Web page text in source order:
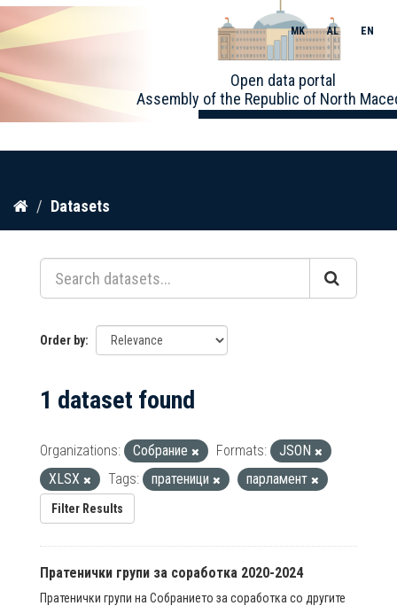
Skip
content
Open data portal
Assembly of the Republic of North
MK AL EN
Datasets
Order by
1 dataset found
Organizations: Собрание Formats:
JSON
XLSX
Tags: пратеници парламент
Filter Results
Пратенички групи за соработка 2020-2024
Пратенички групи на Собранието за соработка со другите